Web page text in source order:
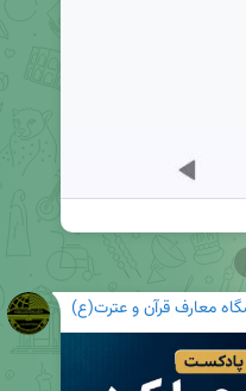
معارف قرآن و عترت(ع)